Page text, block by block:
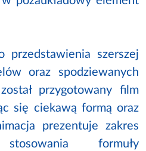
przedstawienia szerszej
oraz spodziewanych
przygotowany film
się ciekawą formą oraz
prezentuje zakres
formuły